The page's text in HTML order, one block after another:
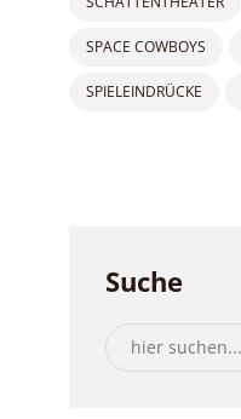
SPACE COWBOYS
SPIELEINDRÜCKE
Suche